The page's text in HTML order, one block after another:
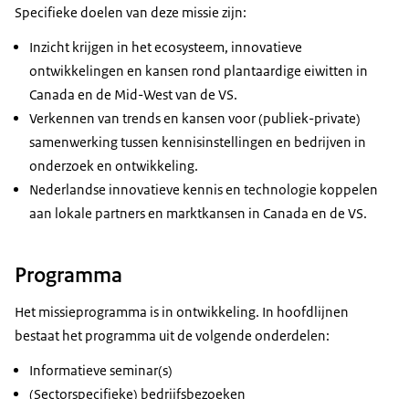
Specifieke doelen van deze missie zijn:
Inzicht krijgen in het ecosysteem, innovatieve
ontwikkelingen en kansen rond plantaardige eiwitten in
Canada en de Mid-West van de VS.
Verkennen van trends en kansen voor (publiek-private)
samenwerking tussen kennisinstellingen en bedrijven in
onderzoek en ontwikkeling.
Nederlandse innovatieve kennis en technologie koppelen
aan lokale partners en marktkansen in Canada en de VS.
Programma
Het missieprogramma is in ontwikkeling. In hoofdlijnen
bestaat het programma uit de volgende onderdelen:
Informatieve seminar(s)
(Sectorspecifieke) bedrijfsbezoeken